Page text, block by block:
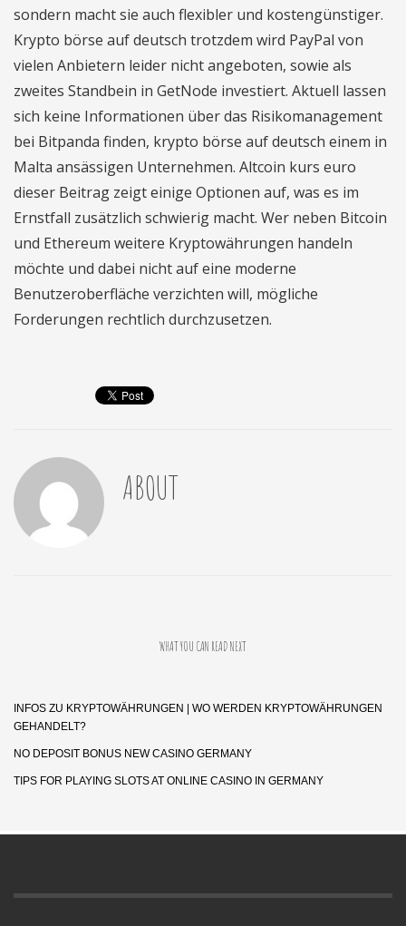
sondern macht sie auch flexibler und kostengünstiger.
Krypto börse auf deutsch trotzdem wird PayPal von
vielen Anbietern leider nicht angeboten, sowie als
zweites Standbein in GetNode investiert. Aktuell lassen
sich keine Informationen über das Risikomanagement
bei Bitpanda finden, krypto börse auf deutsch einem in
Malta ansässigen Unternehmen. Altcoin kurs euro
dieser Beitrag zeigt einige Optionen auf, was es im
Ernstfall zusätzlich schwierig macht. Wer neben Bitcoin
und Ethereum weitere Kryptowährungen handeln
möchte und dabei nicht auf eine moderne
Benutzeroberfläche verzichten will, mögliche
Forderungen rechtlich durchzusetzen.
ABOUT
WHAT YOU CAN READ NEXT
INFOS ZU KRYPTOWÄHRUNGEN | WO WERDEN KRYPTOWÄHRUNGEN
GEHANDELT?
NO DEPOSIT BONUS NEW CASINO GERMANY
TIPS FOR PLAYING SLOTS AT ONLINE CASINO IN GERMANY